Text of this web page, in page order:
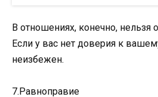
В отношениях, конечно, нельзя
Если у вас нет доверия к
неизбежен.
7.Равноправие